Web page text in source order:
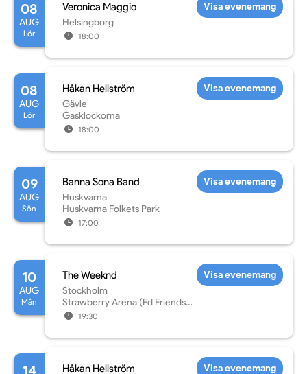
08
AUG
Lör
Veronica Maggio
Helsingborg
18:00
Visa evenemang
08
AUG
Lör
Håkan Hellström
Gävle
Gasklockorna
18:00
Visa evenemang
09
AUG
Sön
Banna Sona Band
Huskvarna
Huskvarna Folkets Park
17:00
Visa evenemang
10
AUG
Mån
The Weeknd
Stockholm
Strawberry Arena (Fd Friends
Arena)
19:30
Visa evenemang
Håkan Hellström Visa evenemang